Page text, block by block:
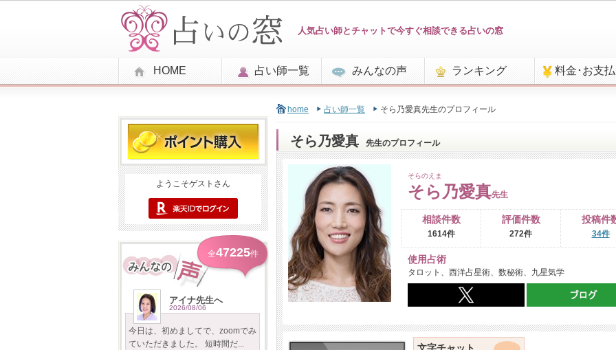
人気占い師とチャットで今すぐ相談できる占いの窓
HOME 占い師一覧 みんなの声 ランキング 料金･お支
ようこそゲストさん
全47225件
アイナ先生へ
2026/08/06
今日は、初めましてで、zoomでみ
ていただきました。 短時間だ...
home 占い師一覧 そら乃愛真先生のプロフィール
そら乃愛真 先生のプロフィール
そらのえま
そら乃愛真先生
相談件数
1614件
評価件数
272件
投稿件
34件
使用占術
タロット、西洋占星術、数秘術、九星気学